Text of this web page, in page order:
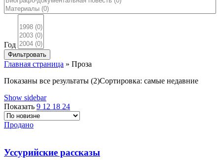
Год
Фильтровать
Главная страница » Проза
Показаны все результаты (2)Сортировка: самые недавние
Show sidebar
Показать 9 12 18 24
Продано
Уссурийские рассказы